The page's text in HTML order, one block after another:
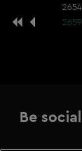
2654
2659
Be social